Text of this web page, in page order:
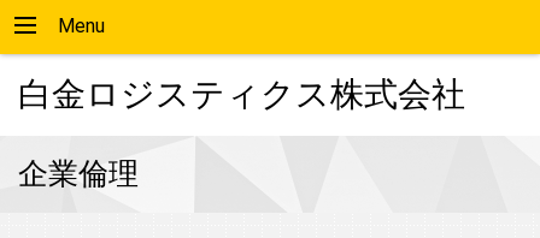
Menu
白金ロジスティクス株式会社
企業倫理